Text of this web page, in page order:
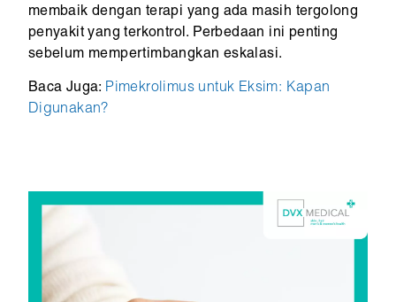
membaik dengan terapi yang ada masih tergolong
penyakit yang terkontrol. Perbedaan ini penting
sebelum mempertimbangkan eskalasi.
Baca Juga: Pimekrolimus untuk Eksim: Kapan
Digunakan?